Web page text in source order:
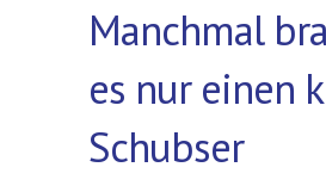
Manchmal
es nur einen
Schubser